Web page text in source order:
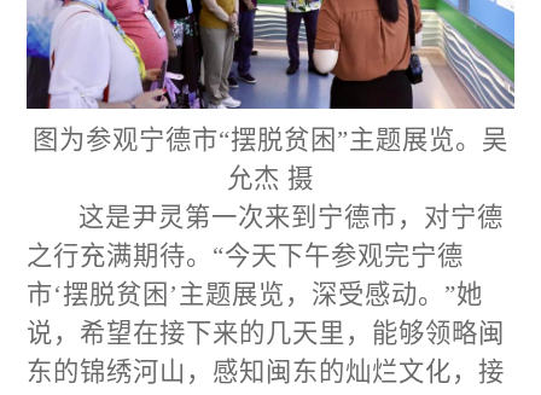
图为参观宁德市“摆脱贫困”主题展览。吴
允杰 摄
这是尹灵第一次来到宁德市，对宁德
之行充满期待。“今天下午参观完宁德
市‘摆脱贫困’主题展览，深受感动。”她
说，希望在接下来的几天里，能够领略闽
东的锦绣河山，感知闽东的灿烂文化，接